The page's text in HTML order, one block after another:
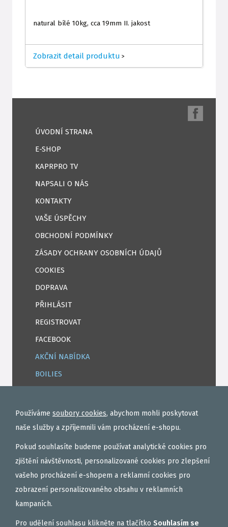
natural bílé 10kg, cca 19mm II. jakost
Zobrazit detail produktu >
ÚVODNÍ STRANA
E-SHOP
KAPRPRO TV
NAPSALI O NÁS
KONTAKTY
VAŠE ÚSPĚCHY
OBCHODNÍ PODMÍNKY
ZÁSADY OCHRANY OSOBNÍCH ÚDAJŮ
COOKIES
DOPRAVA
PŘIHLÁSIT
REGISTROVAT
FACEBOOK
AKČNÍ NABÍDKA
BOILIES
TEKUTÉ
OBALOVAČKY
VAŘENÝ PARTIKL
BIŽUTERIE NA MONTÁŽE
DÁRKOVÝ POUKAZ, DÁRKOVÁ KAZETA
AKČNÍ SETY
Používáme soubory cookies, abychom mohli poskytovat
naše služby a zpříjemnili vám procházení e-shopu.
Pokud souhlasíte budeme používat analytické cookies pro
zjištění návštěvnosti, personalizované cookies pro zlepšení
vašeho procházení e-shopem a reklamní cookies pro
zobrazení personalizovaného obsahu v reklamních
kampaních.
Pro udělení souhlasu klikněte na tlačítko Souhlasím se